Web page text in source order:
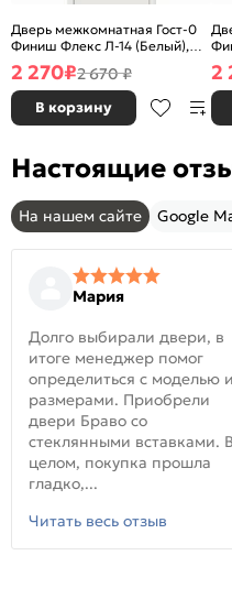
Дверь межкомнатная Гост-0
Финиш Флекс Л-14 (Белый),
глухая, каркасно-щитовая
2 270₽2 670 ₽
В корзину
2
Настоящие
На нашем сайте Google
Мария
Долго выбирали двери, в
итоге менеджер помог
определиться с моделью и
размерами. Приобрели
двери Браво со
стеклянными вставками. В
целом, покупка прошла
гладко,...
Читать весь отзыв